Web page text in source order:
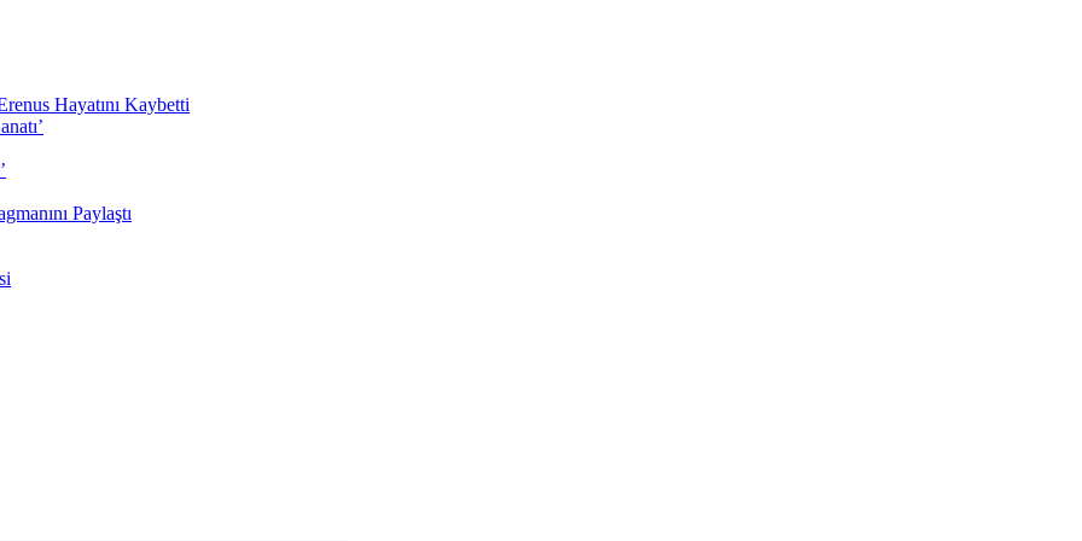
Hayatını Kaybetti
Paylaştı